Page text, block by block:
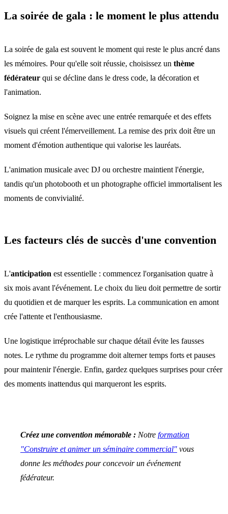
La soirée de gala : le moment le plus attendu
La soirée de gala est souvent le moment qui reste le plus ancré dans
les mémoires. Pour qu'elle soit réussie, choisissez un thème
fédérateur qui se décline dans le dress code, la décoration et
l'animation.
Soignez la mise en scène avec une entrée remarquée et des effets
visuels qui créent l'émerveillement. La remise des prix doit être un
moment d'émotion authentique qui valorise les lauréats.
L'animation musicale avec DJ ou orchestre maintient l'énergie,
tandis qu'un photobooth et un photographe officiel immortalisent les
moments de convivialité.
Les facteurs clés de succès d'une convention
L'anticipation est essentielle : commencez l'organisation quatre à
six mois avant l'événement. Le choix du lieu doit permettre de sortir
du quotidien et de marquer les esprits. La communication en amont
crée l'attente et l'enthousiasme.
Une logistique irréprochable sur chaque détail évite les fausses
notes. Le rythme du programme doit alterner temps forts et pauses
pour maintenir l'énergie. Enfin, gardez quelques surprises pour créer
des moments inattendus qui marqueront les esprits.
Créez une convention mémorable : Notre formation
"Construire et animer un séminaire commercial" vous
donne les méthodes pour concevoir un événement
fédérateur.